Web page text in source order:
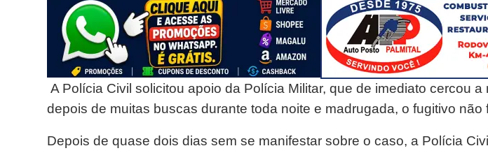
A Polícia Civil solicitou apoio da Polícia Militar, que de imediato cercou a
depois de muitas buscas durante toda noite e madrugada, o fugitivo não
Depois de quase dois dias sem se manifestar sobre o caso, a Polícia